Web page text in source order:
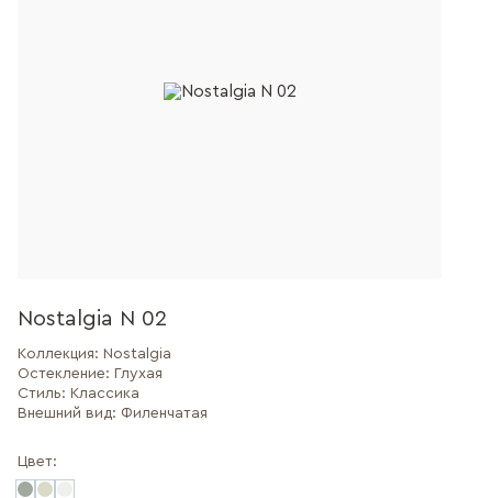
Nostalgia N 02
Коллекция: Nostalgia
Остекление: Глухая
Стиль: Классика
Внешний вид: Филенчатая
Цвет: